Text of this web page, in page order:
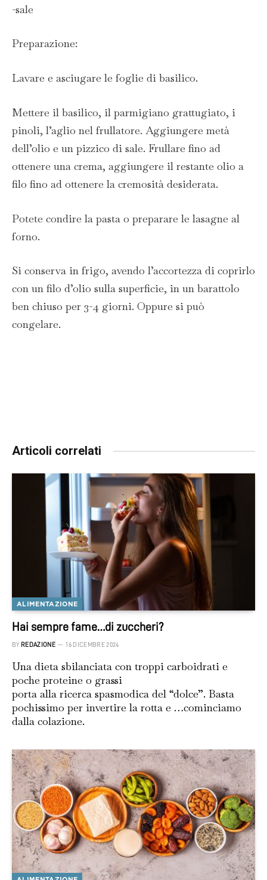
-sale
Preparazione:
Lavare e asciugare le foglie di basilico.
Mettere il basilico, il parmigiano grattugiato, i
pinoli, l’aglio nel frullatore. Aggiungere metà
dell’olio e un pizzico di sale. Frullare fino ad
ottenere una crema, aggiungere il restante olio a
filo fino ad ottenere la cremosità desiderata.
Potete condire la pasta o preparare le lasagne al
forno.
Si conserva in frigo, avendo l’accortezza di coprirlo
con un filo d’olio sulla superficie, in un barattolo
ben chiuso per 3-4 giorni. Oppure si può
congelare.
Articoli correlati
ALIMENTAZIONE
Hai sempre fame…di zuccheri?
BY REDAZIONE 16 DICEMBRE 2024
Una dieta sbilanciata con troppi carboidrati e
poche proteine o grassi
porta alla ricerca spasmodica del “dolce”. Basta
pochissimo per invertire la rotta e …cominciamo
dalla colazione.